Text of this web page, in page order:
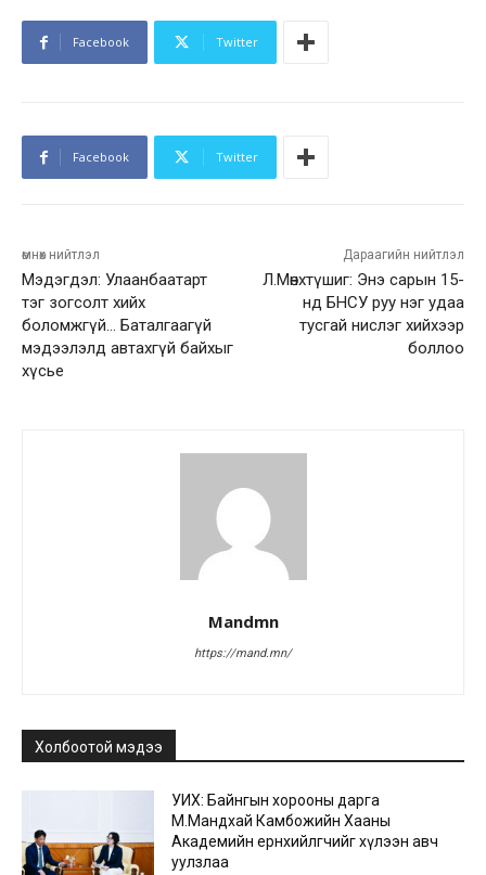
Facebook Twitter
Facebook Twitter
өмнөх нийтлэл
Мэдэгдэл: Улаанбаатарт
тэг зогсолт хийх
боломжгүй… Баталгаагүй
мэдээлэлд автахгүй байхыг
хүсье
Дараагийн нийтлэл
Л.Мөнхтүшиг: Энэ сарын 15-
нд БНСУ руу нэг удаа
тусгай нислэг хийхээр
боллоо
Mandmn
https://mand.mn/
Холбоотой мэдээ
УИХ: Байнгын хорооны дарга
М.Мандхай Камбожийн Хааны
Академийн ерөнхийлөгчийг хүлээн авч
уулзлаа